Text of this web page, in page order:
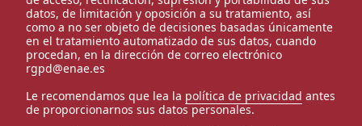
datos, de limitación y oposición a su tratamiento, así
como a no ser objeto de decisiones basadas únicamente
en el tratamiento automatizado de sus datos, cuando
procedan, en la dirección de correo electrónico
rgpd@enae.es
Le recomendamos que lea la política de privacidad antes
de proporcionarnos sus datos personales.